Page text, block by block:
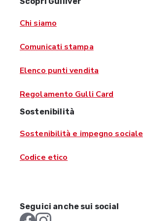
Chi siamo
Comunicati stampa
Elenco punti vendita
Regolamento Gulli Card
Sostenibilità
Sostenibilità e impegno sociale
Codice etico
Seguici anche sui social